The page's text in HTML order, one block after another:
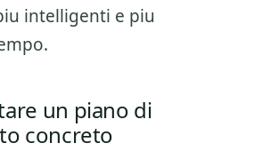
intelligenti e piu
un piano di
concreto